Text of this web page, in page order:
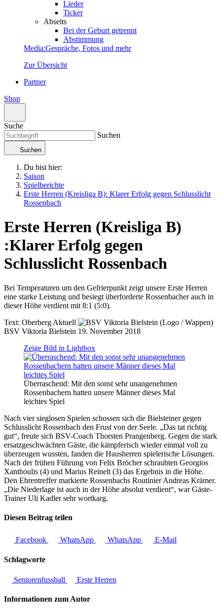
Lieder
Ticker
Abseits
Bei der Geburt getrennt
Abstimmung
Media:Gespräche, Fotos und mehr
Zur Übersicht
Partner
Shop
Suche
Suchen
Suchen
Du bist hier:
Saison
Spielberichte
Erste Herren (Kreisliga B): Klarer Erfolg gegen Schlusslicht
Rossenbach
Erste Herren (Kreisliga B)
:Klarer Erfolg gegen
Schlusslicht Rossenbach
Bei Temperaturen um den Gefrierpunkt zeigt unsere Erste Herren
eine starke Leistung und besiegt überforderte Rossenbacher auch in
dieser Höhe verdient mit 8:1 (5:0).
Text: Oberberg Aktuell
BSV Viktoria Bielstein 19. November 2018
Zeige Bild in Lightbox
Überraschend: Mit den sonst sehr unangenehmen
Rossenbachern hatten unsere Männer dieses Mal
leichtes Spiel
Nach vier sieglosen Spielen schossen sich die Bielsteiner gegen
Schlusslicht Rossenbach den Frust von der Seele. „Das tat richtig
gut“, freute sich BSV-Coach Thorsten Prangenberg. Gegen die stark
ersatzgeschwächten Gäste, die kämpferisch wieder einmal voll zu
überzeugen wussten, fanden die Hausherren spielerische Lösungen.
Nach der frühen Führung von Felix Bröcher schraubten Georgios
Xanthoulis (4) und Marius Reinelt (3) das Ergebnis in die Höhe.
Den Ehrentreffer markierte Rossenbachs Routinier Andreas Krämer.
„Die Niederlage ist auch in der Höhe absolut verdient“, war Gäste-
Trainer Uli Kadler sehr wortkarg.
Diesen Beitrag teilen
Facebook WhatsApp WhatsApp E-Mail
Schlagworte
Seniorenfussball Erste Herren
Informationen zum Autor